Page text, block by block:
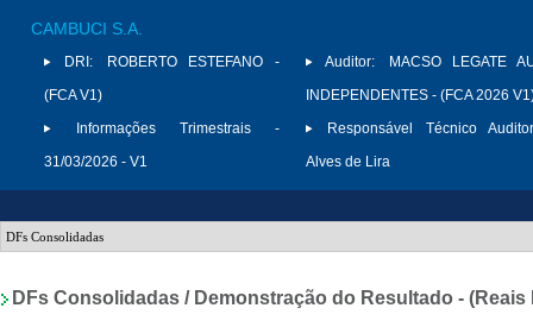
CAMBUCI S.A.
DRI:
ROBERTO ESTEFANO -
(FCA V1)
Informações Trimestrais -
31/03/2026 - V1
Auditor:
MACSO LEGATE
INDEPENDENTES - (FCA 2026
Responsável Técnico
Alves de Lira